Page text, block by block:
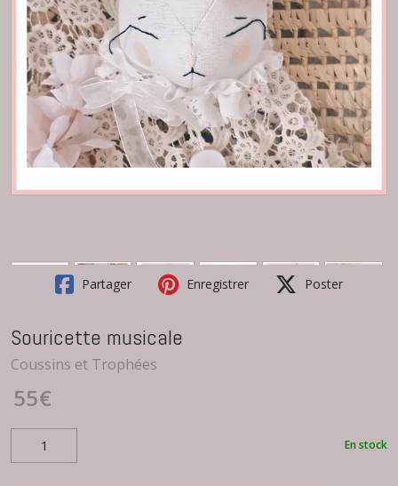
Partager Enregistrer Poster
Souricette musicale
Coussins et Trophées
55€
En stock